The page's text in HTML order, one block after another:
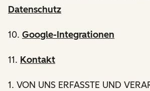
Datenschutz
10. Google-Integrationen
11. Kontakt
1. VON UNS ERFASSTE UND